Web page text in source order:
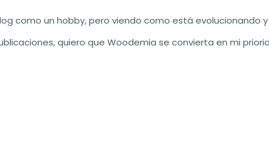
como un hobby, pero viendo como está evolucionando
quiero que Woodemia se convierta en mi